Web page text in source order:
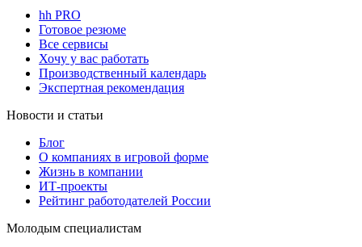
hh PRO
Готовое резюме
Все сервисы
Хочу у вас работать
Производственный календарь
Экспертная рекомендация
Новости и статьи
Блог
О компаниях в игровой форме
Жизнь в компании
ИТ-проекты
Рейтинг работодателей России
Молодым специалистам